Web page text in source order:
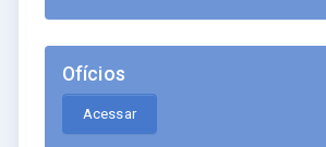
Ofícios
Acessar